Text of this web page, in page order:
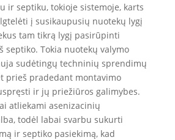
ir septiku, tokioje sistemoje, karts
į susikaupusių nuotekų lygį
tam tikrą lygį pasirūpinti
septiko. Tokia nuotekų valymo
sudėtingų techninių sprendimų
prieš pradedant montavimo
ir jų priežiūros galimybes.
atliekami asenizacinių
todėl labai svarbu sukurti
ir septiko pasiekimą, kad